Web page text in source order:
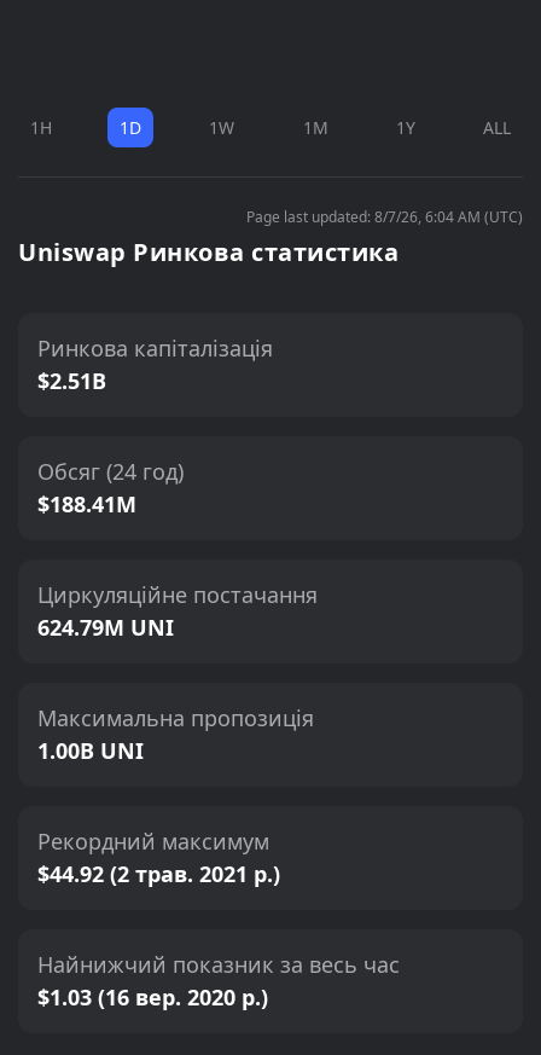
1H 1D 1W 1M 1Y ALL
Page last updated: 8/7/26, 6:04 AM (UTC)
Uniswap Ринкова статистика
Ринкова капіталізація
$2.51B
Обсяг (24 год)
$188.41M
Циркуляційне постачання
624.79M UNI
Максимальна пропозиція
1.00B UNI
Рекордний максимум
$44.92 (2 трав. 2021 р.)
Найнижчий показник за весь час
$1.03 (16 вер. 2020 р.)